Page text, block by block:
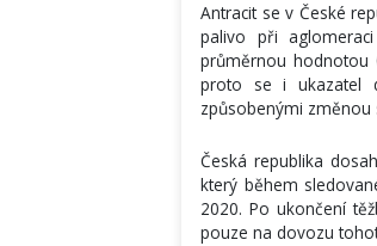
Antracit se v České
palivo při
průměrnou hodnotou
proto se i ukazatel
způsobenými změnou
Česká republika
který během
2020. Po ukončení
pouze na dovozu